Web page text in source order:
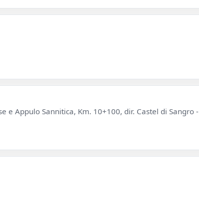
e Appulo Sannitica, Km. 10+100, dir. Castel di Sangro -